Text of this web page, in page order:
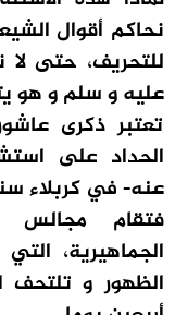
نحاكم أقوال
للتحريف، حتى
عليه و سلم و هو
تعتبر ذكرى
الحداد على
عنه- في كربلاء سنة
فتقام مجالس
الجماهيرية،
الظهور و تلتحف